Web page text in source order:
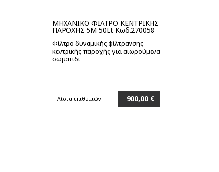
MΗΧΑΝΙΚΟ ΦΙΛΤΡΟ ΚΕΝΤΡΙΚΗΣ
ΠΑΡΟΧΗΣ 5M 50Lt Κωδ.270058
Φίλτρο δυναμικής φίλτρανσης
κεντρικής παροχής για αιωρούμενα
σωματίδι
+ Λίστα επιθυμιών 900,00 €